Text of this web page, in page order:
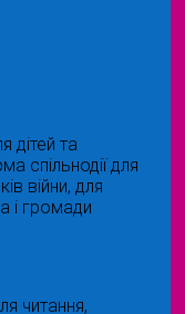
дітей та
спільнодії для
війни, для
і громади
читання,